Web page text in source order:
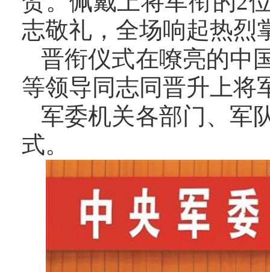
志敬礼，全场响起热烈
晋衔仪式在嘹亮的中
等领导同志同晋升上将
军委机关各部门、军
式。